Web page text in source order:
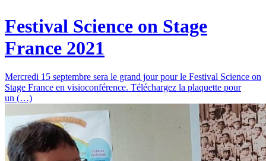
Festival Science on Stage
France 2021
Mercredi 15 septembre sera le grand jour pour le Festival Science on
Stage France en visioconférence. Téléchargez la plaquette pour
un (…)